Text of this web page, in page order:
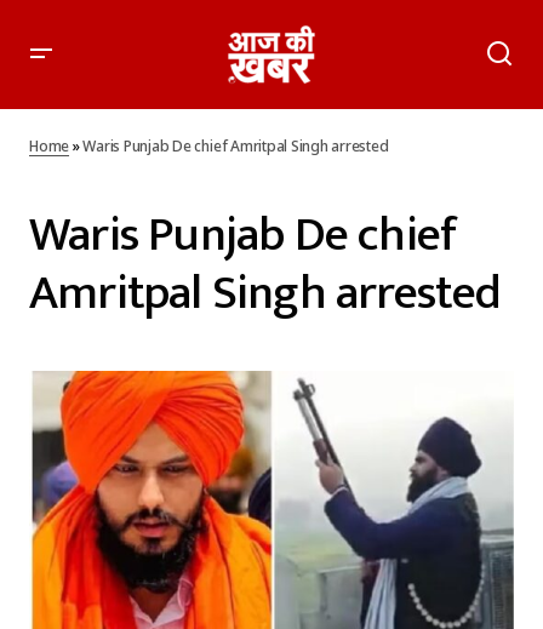
Home»Waris Punjab De chief Amritpal Singh arrested
Waris Punjab De chief
Amritpal Singh arrested